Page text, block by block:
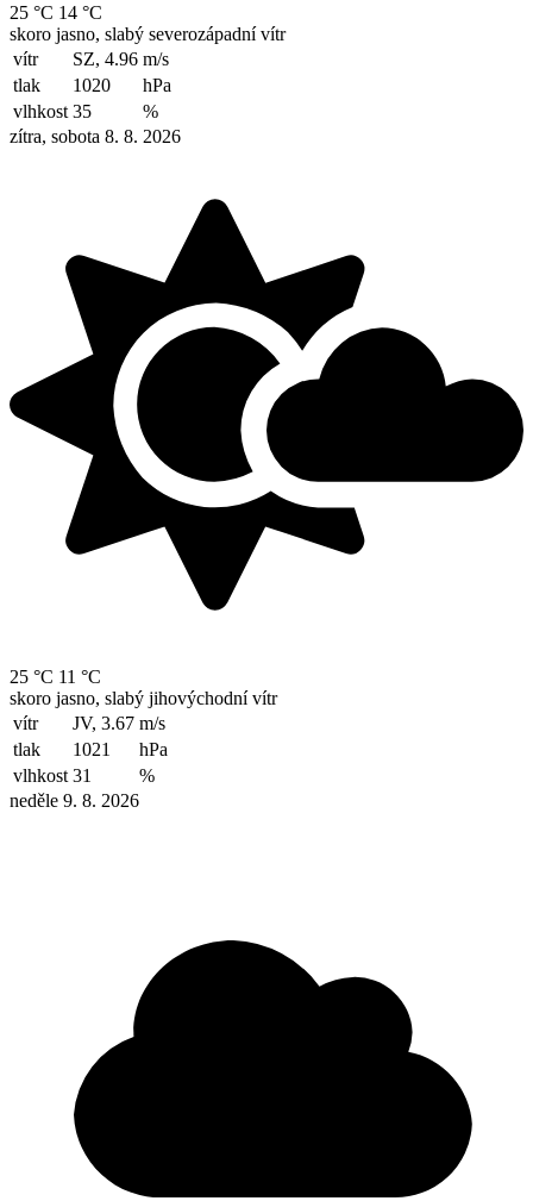
25 °C 14 °C
skoro jasno, slabý severozápadní vítr
vítr
SZ, 4.96 m/s
tlak
1020
hPa
vlhkost 35
%
zítra, sobota 8. 8. 2026
25 °C 11 °C
skoro jasno, slabý jihovýchodní vítr
vítr
JV, 3.67 m/s
tlak
1021
hPa
vlhkost 31
%
neděle 9. 8. 2026